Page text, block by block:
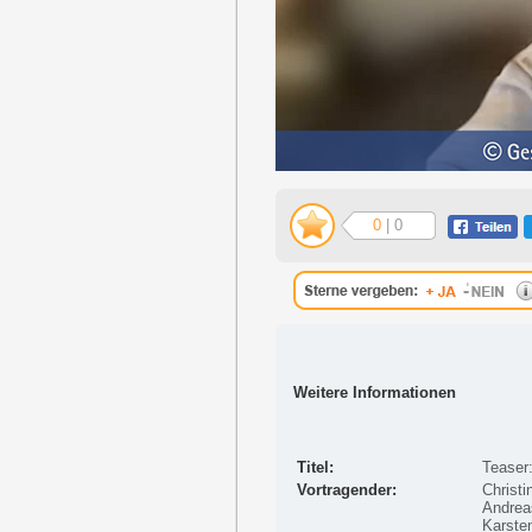
0 | 0
Weitere Informationen
Titel:
Vortragender: